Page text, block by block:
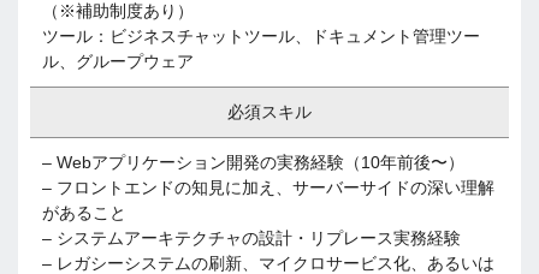
（※補助制度あり）
ツール：ビジネスチャットツール、ドキュメント管理ツー
ル、グループウェア
必須スキル
– Webアプリケーション開発の実務経験（10年前後〜）
– フロントエンドの知見に加え、サーバーサイドの深い理解
があること
– システムアーキテクチャの設計・リプレース実務経験
– レガシーシステムの刷新、マイクロサービス化、あるいは